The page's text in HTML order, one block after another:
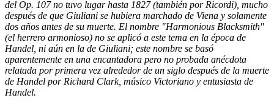
del Op. 107 no tuvo lugar hasta 1827 (también por Ricordi), mucho
después de que Giuliani se hubiera marchado de Viena y solamente
dos años antes de su muerte. El nombre "Harmonious Blacksmith"
(el herrero armonioso) no se aplicó a este tema en la época de
Handel, ni aún en la de Giuliani; este nombre se basó
aparentemente en una encantadora pero no probada anécdota
relatada por primera vez alrededor de un siglo después de la muerte
de Handel por Richard Clark, músico Victoriano y entusiasta de
Handel.